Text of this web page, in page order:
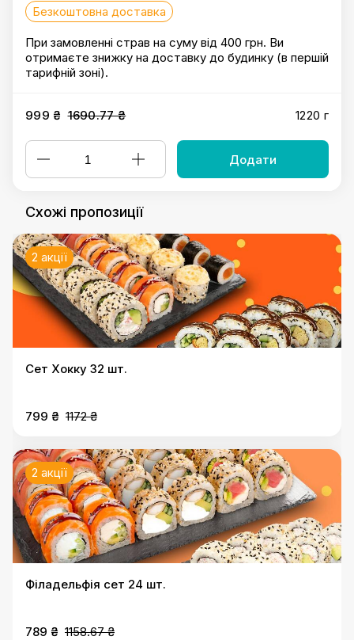
Безкоштовна доставка
При замовленні страв на суму від 400 грн. Ви
отримаєте знижку на доставку до будинку (в першій
тарифній зоні).
999 ₴ 1690.77 ₴ 1220 г
Додати
Схожі пропозиції
2 акції
Сет Хокку 32 шт.
799 ₴ 1172 ₴
2 акції
Філадельфія сет 24 шт.
789 ₴ 1158.67 ₴